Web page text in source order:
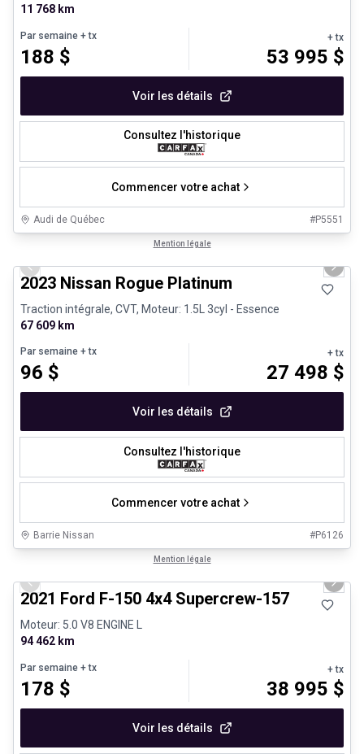
11 768 km
Par semaine + tx
188 $
+ tx
53 995 $
Voir les détails
Consultez l'historique
Commencer votre achat
Audi de Québec #P5551
Mention légale
Véhicules d'occasion certifiés
Previous slide Next
2023 Nissan Rogue Platinum
Traction intégrale, CVT, Moteur: 1.5L 3cyl - Essence
67 609 km
Par semaine + tx
96 $
+ tx
27 498 $
Voir les détails
Consultez l'historique
Commencer votre achat
Barrie Nissan #P6126
Mention légale
Previous slide Next
2021 Ford F-150 4x4 Supercrew-157
Moteur: 5.0 V8 ENGINE L
94 462 km
Par semaine + tx
178 $
+ tx
38 995 $
Voir les détails